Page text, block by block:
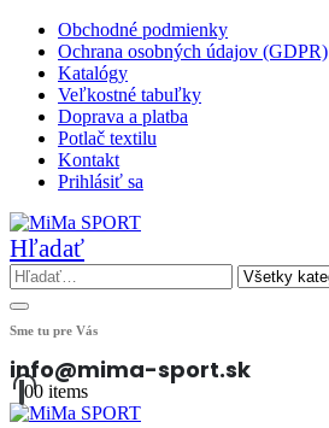
Obchodné podmienky
Ochrana osobných údajov (GDPR)
Katalógy
Veľkostné tabuľky
Doprava a platba
Potlač textilu
Kontakt
Prihlásiť sa
Hľadať
Sme tu pre Vás
info@mima-sport.sk
00 items